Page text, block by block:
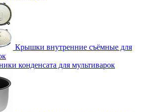
Крышки внутренние съёмные для
конденсата для мультиварок